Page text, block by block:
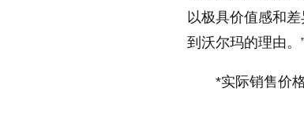
以极具价值感和
到沃尔玛的理由。
*实际销售价